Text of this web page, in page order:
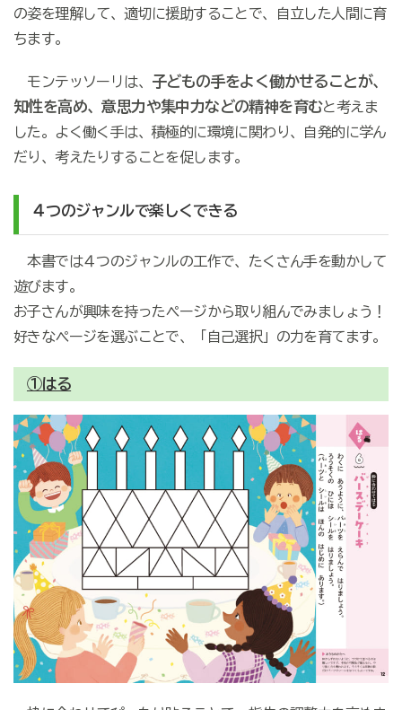
の姿を理解して、適切に援助することで、自立した人間に育
ちます。
モンテッソーリは、 子どもの手をよく働かせることが、
知性を高め、意思力や集中力などの精神を育むと考えま
した。よく働く手は、積極的に環境に関わり、自発的に学ん
だり、考えたりすることを促します。
４つのジャンルで楽しくできる
本書では４つのジャンルの工作で、たくさん手を動かして
遊びます。
お子さんが興味を持ったページから取り組んでみましょう！
好きなページを選ぶことで、「自己選択」の力を育てます。
①はる